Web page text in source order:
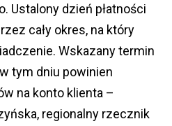
Ustalony dzień płatności
cały okres, na który
Wskazany termin
tym dniu powinien
na konto klienta –
regionalny rzecznik